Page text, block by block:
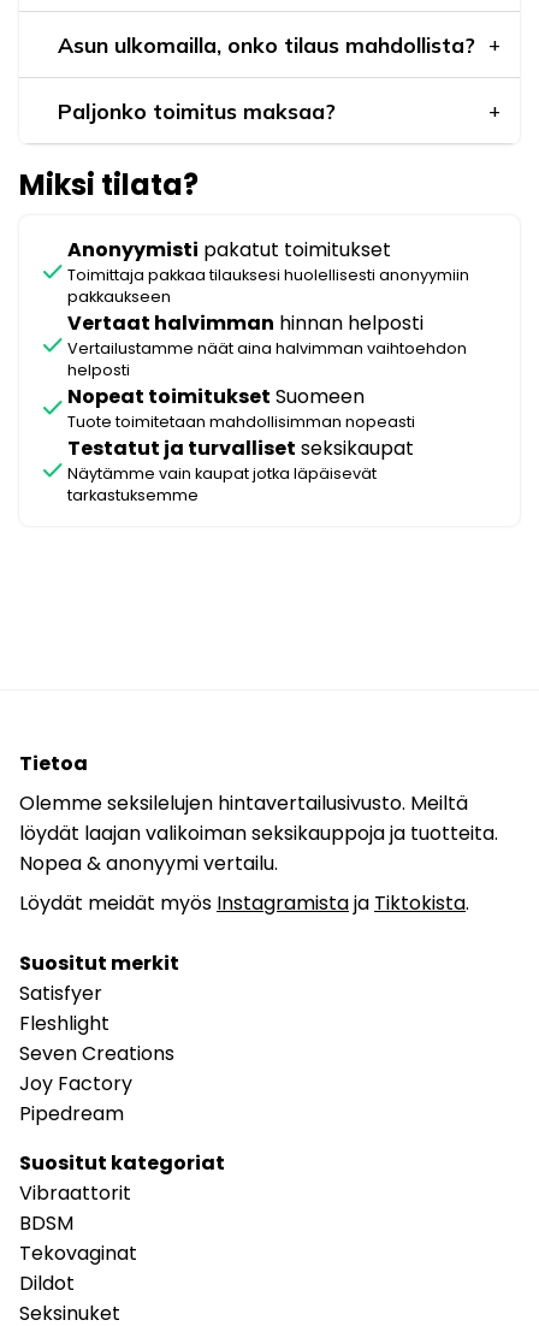
Asun ulkomailla, onko tilaus mahdollista?
Paljonko toimitus maksaa?
Miksi tilata?
check
Anonyymisti pakatut toimitukset
Toimittaja pakkaa tilauksesi huolellisesti anonyymiin
pakkaukseen
check
Vertaat halvimman hinnan helposti
Vertailustamme näät aina halvimman vaihtoehdon
helposti
check Nopeat toimitukset Suomeen
Tuote toimitetaan mahdollisimman nopeasti
check
Testatut ja turvalliset seksikaupat
Näytämme vain kaupat jotka läpäisevät
tarkastuksemme
Tietoa
Olemme seksilelujen hintavertailusivusto. Meiltä
löydät laajan valikoiman seksikauppoja ja tuotteita.
Nopea & anonyymi vertailu.
Löydät meidät myös Instagramistaja Tiktokista.
Suositut merkit
Satisfyer
Fleshlight
Seven Creations
Joy Factory
Pipedream
Suositut kategoriat
Vibraattorit
BDSM
Tekovaginat
Dildot
Seksinuket